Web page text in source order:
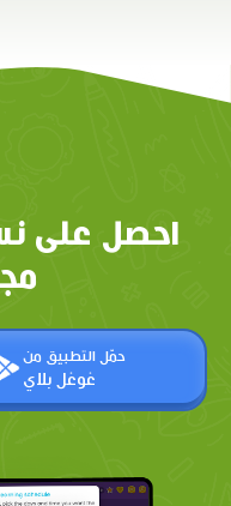
احصل على
حمّل التطبيق من
غوغل بلاي